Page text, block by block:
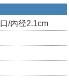
/内径2.1cm